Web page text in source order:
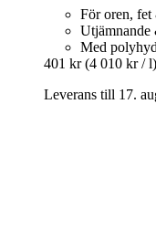
För oren,
Utjämnande
Med
401 kr (4 010 kr / l)
Leverans till 17.